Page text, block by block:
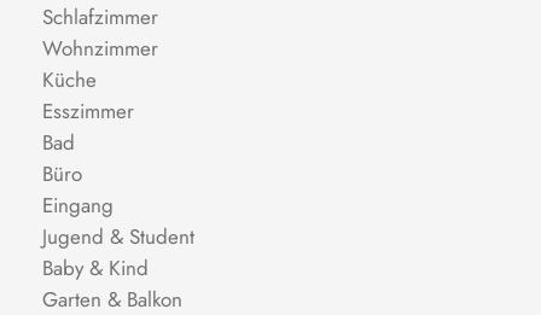
Schlafzimmer
Wohnzimmer
Küche
Esszimmer
Bad
Büro
Eingang
Jugend & Student
Baby & Kind
Garten & Balkon